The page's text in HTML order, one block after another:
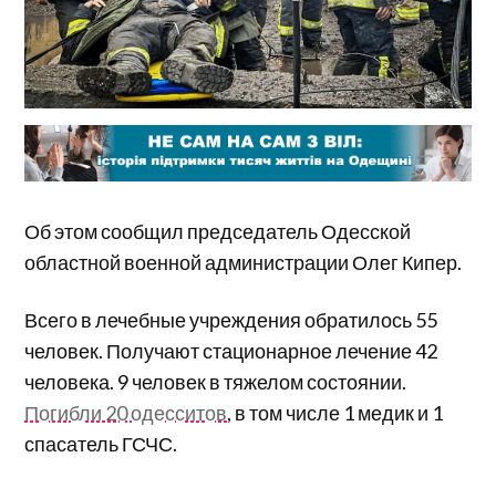
Об этом сообщил председатель Одесской
областной военной администрации Олег Кипер.
Всего в лечебные учреждения обратилось 55
человек. Получают стационарное лечение 42
человека. 9 человек в тяжелом состоянии.
Погибли 20 одесситов, в том числе 1 медик и 1
спасатель ГСЧС.